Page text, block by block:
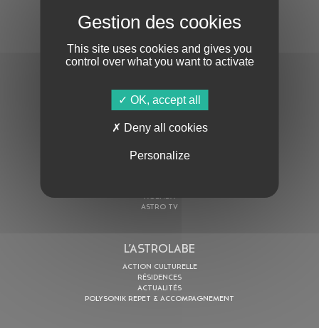
S'ABONNER À LA NEWSLETTER
En cochant cette case, j’accepte la Politique de confidentialité
AGENDA
ASTRO TV
L’ASTROLABE
ACTION CULTURELLE
RÉSIDENCES
ACTUALITÉS
POLYSONIK REPET & ACCOMPAGNEMENT
This site uses cookies and gives you
control over what you want to activate
OK, accept all
Deny all cookies
Personalize